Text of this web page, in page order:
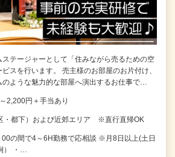
ステージャーとして「住みながら売るための空
スを行います。 売主様のお部屋のお片付け、
のような魅力的な部屋へ演出するお仕事で…
2,200円＋手当あり
・都下）および近郊エリア ※直行直帰OK
の間で4～6H勤務で応相談 ※月8日以上(土日
） ・…